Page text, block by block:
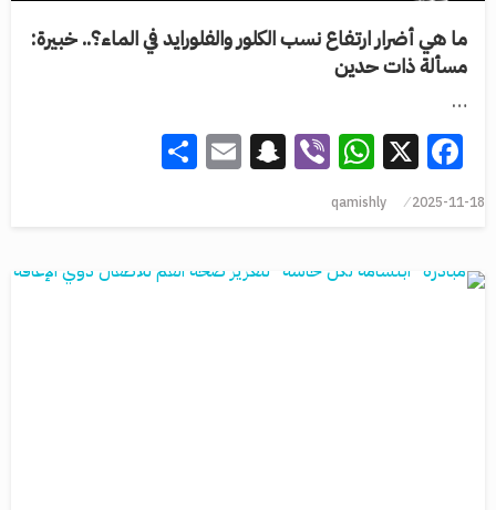
ما هي أضرار ارتفاع نسب الكلور والفلورايد في الماء؟.. خبيرة:
مسألة ذات حدين
…
Facebook
X
WhatsApp
Viber
Snapchat
Email
2025-11-18
qamishly